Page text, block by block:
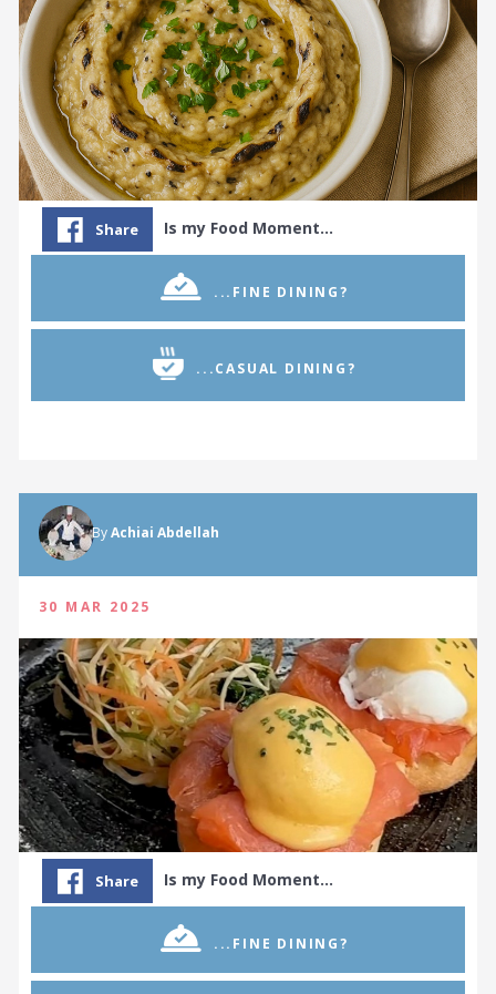
Share Is my Food Moment…
...FINE DINING?
...CASUAL DINING?
ByAchiai Abdellah
30 MAR 2025
Share Is my Food Moment…
...FINE DINING?